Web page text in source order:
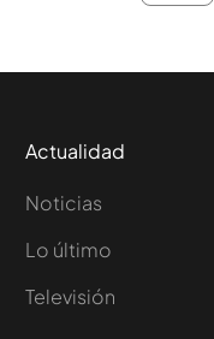
Actualidad
Noticias
Lo último
Televisión